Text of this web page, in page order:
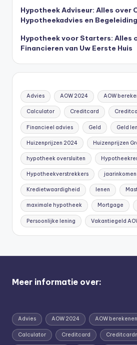
Hypotheek Adviseur: Alles over
Hypotheekadvies en Begeleiding
Hypotheek voor Starters: Alles
Financieren van Uw Eerste Huis
Advies AOW 2024 AOW
Calculator Creditcard
Financieel advies Geld Geld
Huizenprijzen 2024 Huizenprijzen
hypotheek oversluiten
Hypotheekverstrekkers jaarinkomen
Kredietwaardigheid lenen
maximale hypotheek Mortgage
Persoonlijke lening Vakantiegeld
Meer informatie over:
Advies AOW 2024 AOW berekenen
Calculator Creditcard